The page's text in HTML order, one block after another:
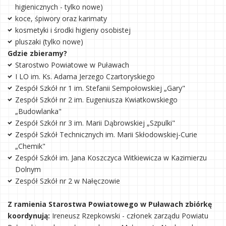
higienicznych - tylko nowe)
koce, śpiwory oraz karimaty
kosmetyki i środki higieny osobistej
pluszaki (tylko nowe)
Gdzie zbieramy?
Starostwo Powiatowe w Puławach
I LO im. Ks. Adama Jerzego Czartoryskiego
Zespół Szkół nr 1 im. Stefanii Sempołowskiej „Gary"
Zespół Szkół nr 2 im. Eugeniusza Kwiatkowskiego
„Budowlanka"
Zespół Szkół nr 3 im. Marii Dąbrowskiej „Szpulki"
Zespół Szkół Technicznych im. Marii Skłodowskiej-Curie
„Chemik"
Zespół Szkół im. Jana Koszczyca Witkiewicza w Kazimierzu
Dolnym
Zespół Szkół nr 2 w Nałęczowie
Z ramienia Starostwa Powiatowego w Puławach zbiórkę
koordynują: Ireneusz Rzepkowski - członek zarządu Powiatu